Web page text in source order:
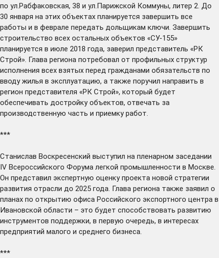
по ул.Рабфаковская, 38 и ул.Парижской Коммуны, литер 2. До
30 января на этих объектах планируется завершить все
работы и в феврале передать дольщикам ключи. Завершить
строительство всех остальных объектов «СУ-155»
планируется в июле 2018 года, заверил представитель «РК
Строй». Глава региона потребовал от профильных структур
исполнения всех взятых перед гражданами обязательств по
вводу жилья в эксплуатацию, а также поручил направить в
регион представителя «РК Строй», который будет
обеспечивать достройку объектов, отвечать за
производственную часть и приемку работ.
***
Станислав Воскресенский выступил на пленарном заседании
IV Всероссийского Форума легкой промышленности в Москве.
Он представил экспертную оценку проекта новой стратегии
развития отрасли до 2025 года. Глава региона также заявил о
планах по открытию офиса Российского экспортного центра в
Ивановской области – это будет способствовать развитию
инструментов поддержки, в первую очередь, в интересах
предприятий малого и среднего бизнеса.
***